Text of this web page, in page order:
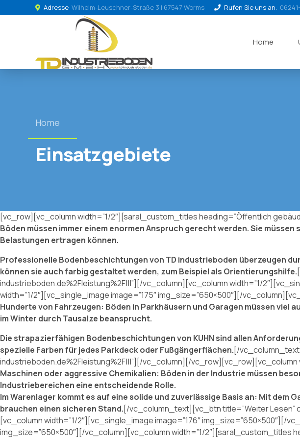
Adresse Wilhelm-Leuschner-Straße 3 | 67547 Worms Rufen Sie uns an.
Home
Home
Einsatzgebiete
[vc_row][vc_column width=”1/2″][saral_custom_titles heading=”Öffentlich
Böden müssen immer einem enormen Anspruch gerecht werden. Sie
Belastungen ertragen können.
Professionelle Bodenbeschichtungen von TD industrieboden überzeugen
können sie auch farbig gestaltet werden, zum Beispiel als Orientierungshilfe.
industrieboden.de%2Fleistung%2F|||”][/vc_column][vc_column width=”1/
width=”1/2″][vc_single_image image=”175″ img_size=”650×500″][/
Hunderte von Fahrzeugen: Böden in Parkhäusern und Garagen müssen viel
im Winter durch Tausalze beansprucht.
Die strapazierfähigen Bodenbeschichtungen von KUHN sind allen
spezielle Farben für jedes Parkdeck oder Fußgängerflächen.[/
industrieboden.de%2Fleistung%2F|||”][/vc_column][/
Maschinen oder aggressive Chemikalien: Böden in der Industrie müssen
Industriebereichen eine entscheidende Rolle.
Im Warenlager kommt es auf eine solide und zuverlässige Basis an: Mit
brauchen einen sicheren Stand.[/vc_column_text][vc_btn title=”Weiter Lesen”
[vc_column width=”1/2″][vc_single_image image=”176″
img_size=”650×500″][/vc_column][vc_column width=”1/2″][saral_custom_titles